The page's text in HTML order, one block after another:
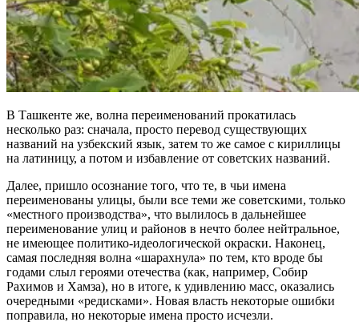
В Ташкенте же, волна переименований прокатилась
несколько раз: сначала, просто перевод существующих
названий на узбекский язык, затем то же самое с кириллицы
на латиницу, а потом и избавление от советских названий.
Далее, пришло осознание того, что те, в чьи имена
переименованы улицы, были все теми же советскими, только
«местного производства», что вылилось в дальнейшее
переименование улиц и районов в нечто более нейтральное,
не имеющее политико-идеологической окраски. Наконец,
самая последняя волна «шарахнула» по тем, кто вроде бы
годами слыл героями отечества (как, например, Собир
Рахимов и Хамза), но в итоге, к удивлению масс, оказались
очередными «редисками». Новая власть некоторые ошибки
поправила, но некоторые имена просто исчезли.